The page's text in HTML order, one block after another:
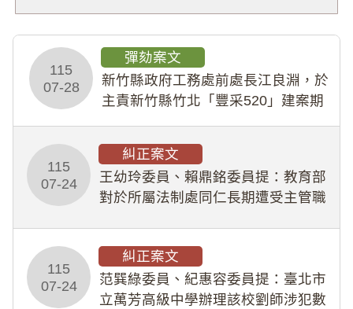
115
07-28
彈劾案文
新竹縣政府工務處前處長江良淵，於
主責新竹縣竹北「豐采520」建案期
幣1,483萬餘元，並長期收受建商餽
贈；復罔顧公共安全，圖利默許建商
於停工期間
115
07-24
糾正案文
王幼玲委員、賴鼎銘委員提：教育部
對於所屬法制處同仁長期遭受主管職
人員保障法」及「職業安全衛生法」
所定維護公務人員
115
07-24
糾正案文
范巽綠委員、紀惠容委員提：臺北市
立萬芳高級中學辦理該校劉師涉犯數